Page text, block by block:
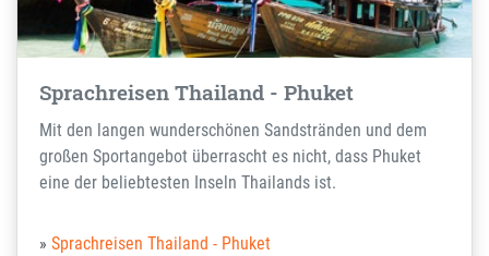
Sprachreisen Thailand - Phuket
Mit den langen wunderschönen Sandstränden und dem
großen Sportangebot überrascht es nicht, dass Phuket
eine der beliebtesten Inseln Thailands ist.
Sprachreisen Thailand - Phuket